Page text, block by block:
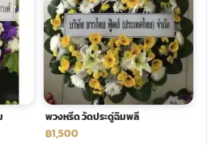
ฟรี
าคา
พวงหรีด วัดประดู่ฉิมพลี
฿1,500